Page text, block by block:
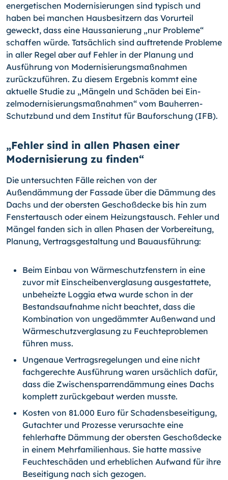
energetischen Moder­nisierungen sind typisch und
haben bei manchen Hausbesitzern das Vorurteil
geweckt, dass eine Haussanierung „nur Probleme“
schaffen würde. Tatsächlich sind auftretende Probleme
in aller Regel aber auf Fehler in der Planung und
Ausführung von Mo­dernisierungsmaßnahmen
zurückzuführen. Zu diesem Ergebnis kommt eine
aktuelle Studie zu „Mängeln und Schäden bei Ein­
zelmodernisierungsmaßnahmen“ vom Bauherren-
Schutzbund und dem Institut für Bauforschung (IFB).
„Fehler sind in allen Phasen einer
Modernisierung zu finden“
Die untersuchten Fälle reichen von der
Außendämmung der Fassade über die Däm­mung des
Dachs und der obersten Geschoßdecke bis hin zum
Fenstertausch oder ei­nem Heizungstausch. Fehler und
Mängel fanden sich in allen Phasen der Vorbereitung,
Planung, Vertragsgestaltung und Bauausführung:
Beim Einbau von Wärmeschutzfenstern in eine
zuvor mit Einscheibenverglasung ausgestattete,
unbeheizte Loggia etwa wurde schon in der
Bestandsaufnahme nicht beachtet, dass die
Kombination von ungedämmter Außenwand und
Wär­meschutzverglasung zu Feuchteproblemen
führen muss.
Ungenaue Vertragsregelungen und eine nicht
fachgerechte Ausführung waren ursächlich dafür,
dass die Zwischensparrendämmung eines Dachs
komplett zu­rückgebaut werden musste.
Kosten von 81.000 Euro für Schadensbeseitigung,
Gutachter und Prozesse ver­ursachte eine
fehlerhafte Dämmung der obersten Geschoßdecke
in einem Mehr­familienhaus. Sie hatte massive
Feuchteschäden und erheblichen Aufwand für ihre
Beseitigung nach sich gezogen.